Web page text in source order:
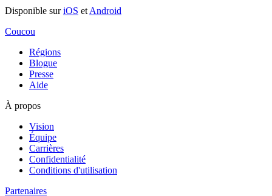
Disponible suriOS et Android
Coucou
Régions
Blogue
Presse
Aide
À propos
Vision
Équipe
Carrières
Confidentialité
Conditions d'utilisation
Partenaires